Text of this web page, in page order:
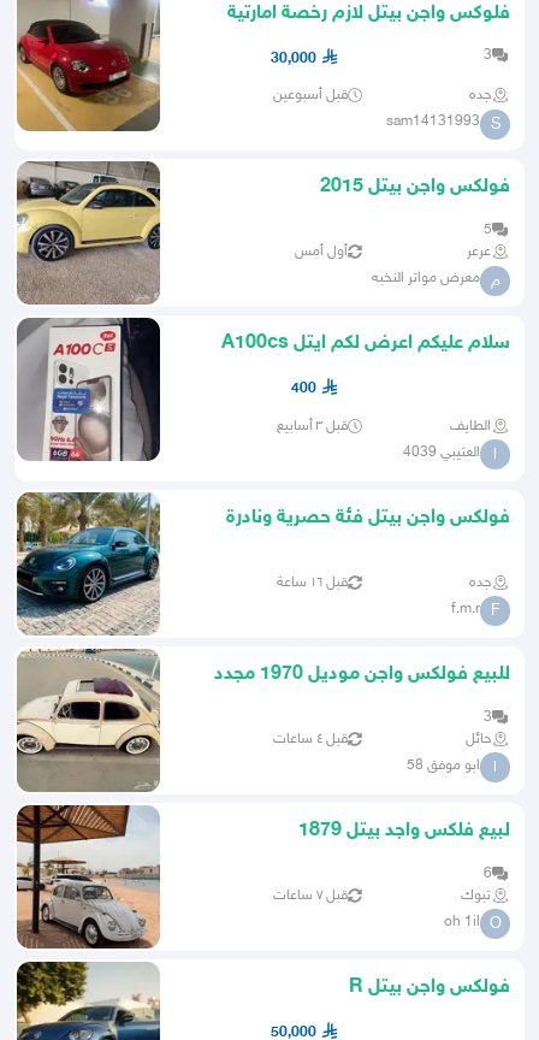
فلوكس واجن بيتل لازم رخصة امارتية
3
30,000
جده قبل أسبوعين
S
sam14131993
فولكس واجن بيتل 2015
5
عرعر
أول أمس
م معرض مواتر النخبه
سلام عليكم اعرض لكم ايتل A100cs
400
الطايف قبل ٣ أسابيع
ا العتيبي 4039
فولكس واجن بيتل فئة حصرية ونادرة
جده قبل ١٦ ساعة
F
f.m.r
للبيع فولكس واجن موديل 1970 مجدد
3
حائل
قبل ٤ ساعات
ا ابو موفق 58
لبيع فلكس واجد بيتل 1879
6
تبوك
قبل ٧ ساعات
O
oh 1il
فولكس واجن بيتل R
50,000